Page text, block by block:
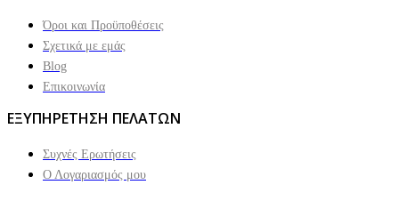
Όροι και Προϋποθέσεις
Σχετικά με εμάς
Blog
Επικοινωνία
ΕΞΥΠΗΡΕΤΗΣΗ ΠΕΛΑΤΩΝ
Συχνές Ερωτήσεις
Ο Λογαριασμός μου